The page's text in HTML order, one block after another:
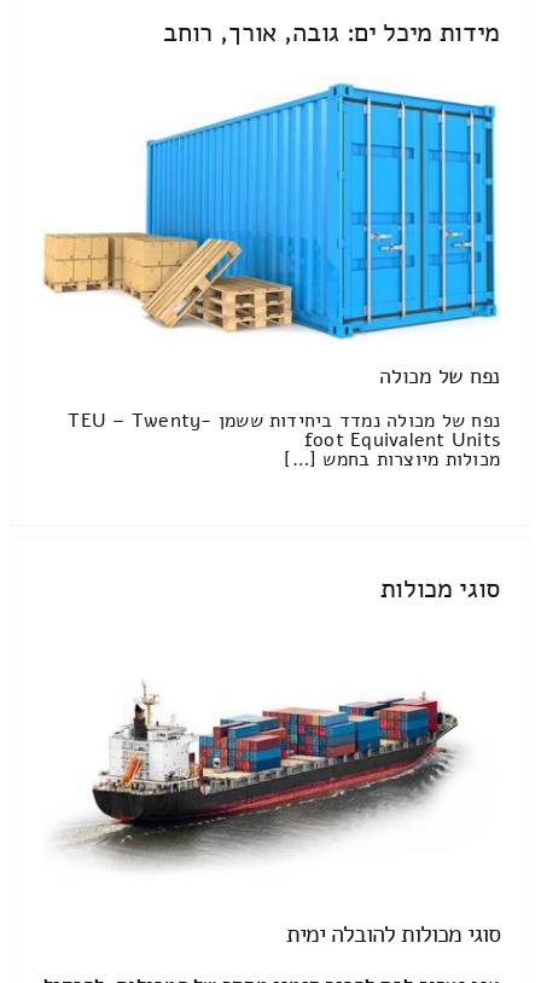
מידות מיכל ים: גובה, אורך, רוחב
נפח של מכולה
נפח של מכולה נמדד ביחידות ששמן TEU – Twenty-
foot Equivalent Units
מכולות מיוצרות בחמש […]
סוגי מכולות
סוגי מכולות להובלה ימית